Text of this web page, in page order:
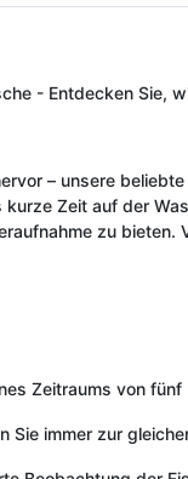
- Entdecken
– unsere
Zeit auf der
zu
Zeitraums von
immer zur